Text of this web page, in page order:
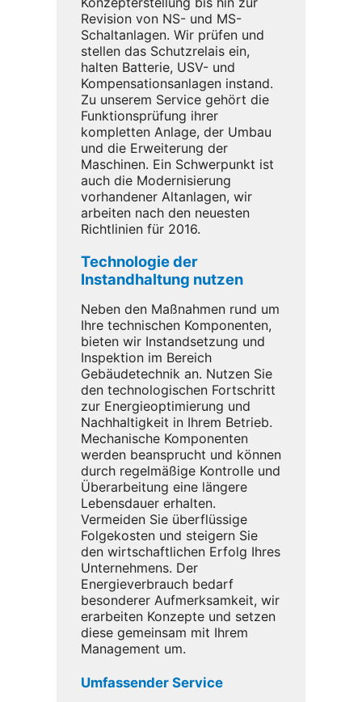
Revision von NS- und MS-
Schaltanlagen. Wir prüfen und
stellen das Schutzrelais ein,
halten Batterie, USV- und
Kompensationsanlagen instand.
Zu unserem Service gehört die
Funktionsprüfung ihrer
kompletten Anlage, der Umbau
und die Erweiterung der
Maschinen. Ein Schwerpunkt ist
auch die Modernisierung
vorhandener Altanlagen, wir
arbeiten nach den neuesten
Richtlinien für 2016.
Technologie der
Instandhaltung nutzen
Neben den Maßnahmen rund um
Ihre technischen Komponenten,
bieten wir Instandsetzung und
Inspektion im Bereich
Gebäudetechnik an. Nutzen Sie
den technologischen Fortschritt
zur Energieoptimierung und
Nachhaltigkeit in Ihrem Betrieb.
Mechanische Komponenten
werden beansprucht und können
durch regelmäßige Kontrolle und
Überarbeitung eine längere
Lebensdauer erhalten.
Vermeiden Sie überflüssige
Folgekosten und steigern Sie
den wirtschaftlichen Erfolg Ihres
Unternehmens. Der
Energieverbrauch bedarf
besonderer Aufmerksamkeit, wir
erarbeiten Konzepte und setzen
diese gemeinsam mit Ihrem
Management um.
Umfassender Service